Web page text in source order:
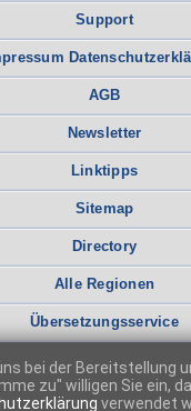
Support
AGB
Newsletter
Linktipps
Sitemap
Directory
Alle Regionen
Übersetzungsservice
bei der Bereitstellung
zu" willigen Sie ein,
verwendet